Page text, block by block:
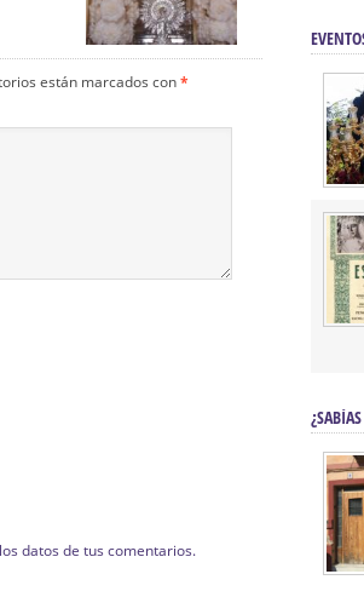
están marcados con*
datos de tus comentarios.